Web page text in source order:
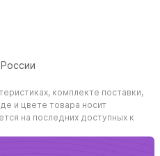
комплекте поставки,
и цвете товара носит
на последних доступных к